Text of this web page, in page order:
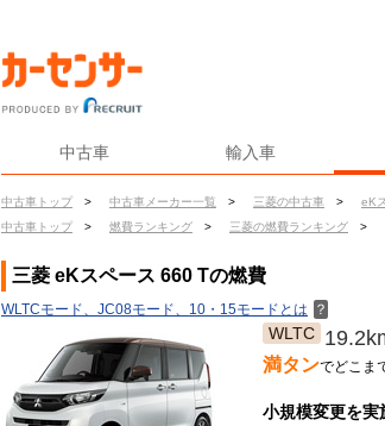
中古車 輸入車
中古車トップ > 中古車メーカー一覧 > 三菱の中古車 > eK
中古車トップ
> 燃費ランキング > 三菱の燃費ランキング >
三菱 eKスペース 660 Tの燃費
WLTCモード、JC08モード、10・15モードとは ？
WLTC
満タンでどこま
小規模変更を実